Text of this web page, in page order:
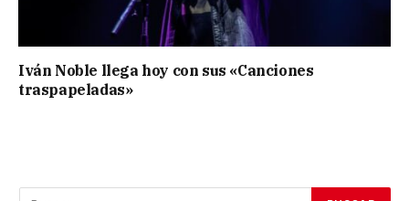
Iván Noble llega hoy con sus «Canciones
traspapeladas»